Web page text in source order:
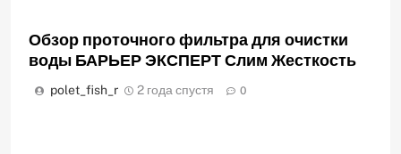
Обзор проточного фильтра для очистки
воды БАРЬЕР ЭКСПЕРТ Слим Жесткость
polet_fish_r 2 года спустя 0